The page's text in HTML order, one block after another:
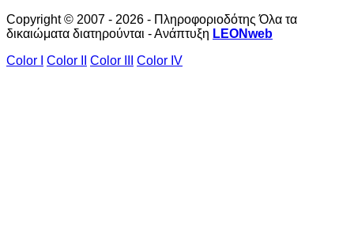
Copyright © 2007 - 2026 - Πληροφοριοδότης Όλα τα
δικαιώματα διατηρούνται - Ανάπτυξη LEONweb
Color I
Color II Color III Color IV